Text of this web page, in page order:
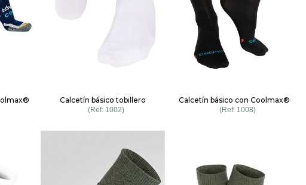
Calcetín básico tobillero
1002
Calcetín básico con Coolmax®
1008